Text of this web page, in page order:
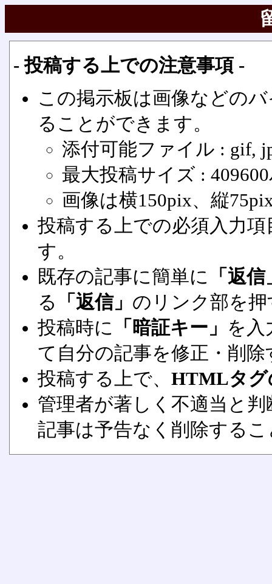
- 投稿する上での注意事項 -
この掲示板は画像などの
ることができます。
添付可能ファイル : gif,
最大投稿サイズ :
画像は横150pix、縦
投稿する上での必須入力
す。
既存の記事に簡単に
「返
る
「返信」 のリンク部を
投稿時に
「暗証キー」 を入
て自分の記事を修正・削
投稿する上で、HTMLタグ
管理者が著しく不適当と
記事は予告なく削除する